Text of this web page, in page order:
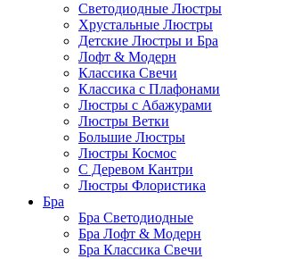
Светодиодные Люстры
Хрустальные Люстры
Детские Люстры и Бра
Лофт & Модерн
Классика Свечи
Классика с Плафонами
Люстры с Абажурами
Люстры Ветки
Большие Люстры
Люстры Космос
С Деревом Кантри
Люстры Флористика
Бра
Бра Светодиодные
Бра Лофт & Модерн
Бра Классика Свечи